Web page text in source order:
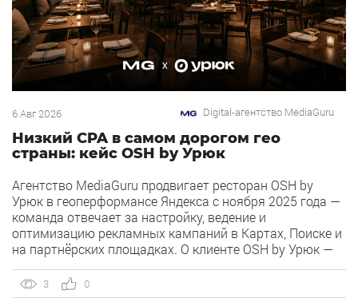
6 Авг 2026 Digital-агентство MediaGuru
Низкий CPA в самом дорогом гео
страны: кейс OSH by Урюк
Агентство MediaGuru продвигает ресторан OSH by
Урюк в геоперформансе Яндекса с ноября 2025 года —
команда отвечает за настройку, ведение и
оптимизацию рекламных кампаний в Картах, Поиске и
на партнёрских площадках. О клиенте OSH by Урюк —
объединивший концепцию дубайского OSH с сетью
«Урюк». Концепт строится […]
3 0